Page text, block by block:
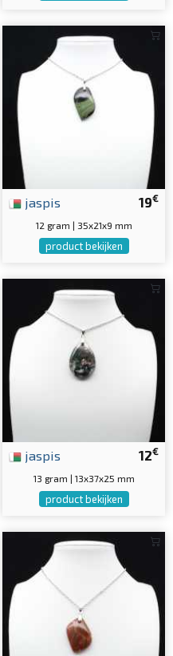
19€
jaspis
12 gram | 35x21x9 mm
product bekijken
12€
jaspis
13 gram | 13x37x25 mm
product bekijken